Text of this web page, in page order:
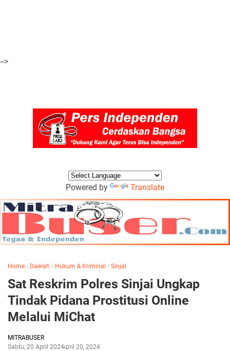
-->
Powered by Translate
Home › Daerah › Hukum & Kriminal › Sinjai
Sat Reskrim Polres Sinjai Ungkap
Tindak Pidana Prostitusi Online
Melalui MiChat
MITRABUSER
Sabtu, 20 April 2024April 20, 2024